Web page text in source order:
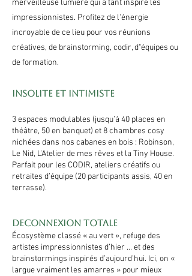
merveilleuse lumière qui a tant inspiré les
impressionnistes. Profitez de l'énergie
incroyable de ce lieu pour vos réunions
créatives, de brainstorming, codir, d"équipes ou
de formation.
Insolite et intimiste
3 espaces modulables (jusqu’à 40 places en
théâtre, 50 en banquet) et 8 chambres cosy
nichées dans nos cabanes en bois : Robinson,
Le Nid, L’Atelier de mes rêves et la Tiny House.
Parfait pour les CODIR, ateliers créatifs ou
retraites d’équipe (20 participants assis, 40 en
terrasse).
Deconnexion totale
Écosystème classé « au vert », refuge des
artistes impressionnistes d’hier … et des
brainstormings inspirés d’aujourd’hui. Ici, on «
largue vraiment les amarres » pour mieux